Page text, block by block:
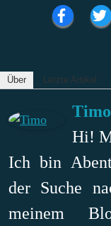
Über Letzte Artikel
Timo
Hi!
Ich bin
der Suche
meinem